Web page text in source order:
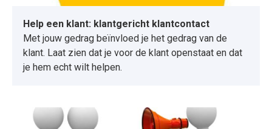
Help een klant: klantgericht klantcontact
Met jouw gedrag beïnvloed je het gedrag van de
klant. Laat zien dat je voor de klant openstaat en dat
je hem echt wilt helpen.